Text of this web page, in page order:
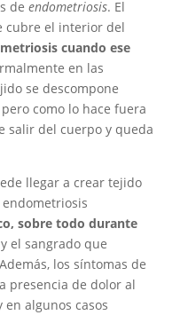
de endometriosis. El
cubre el interior del
cuando ese
en las
se descompone
como lo hace fuera
salir del cuerpo y queda
llegar a crear tejido
sobre todo durante
y el sangrado que
los síntomas de
presencia de dolor al
en algunos casos